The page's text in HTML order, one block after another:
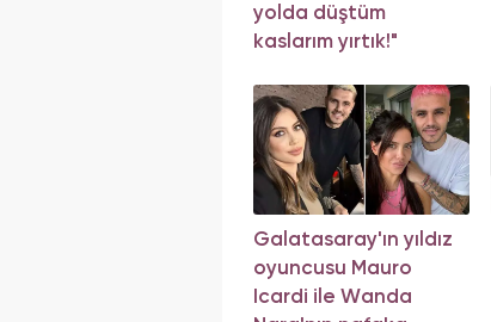
yolda düştüm
kaslarım yırtık!"
Galatasaray'ın yıldız
oyuncusu Mauro
Icardi ile Wanda